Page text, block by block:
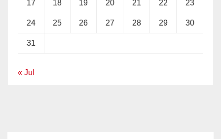
17 18 19 20 21 22 23
24 25 26 27 28 29 30
31
« Jul